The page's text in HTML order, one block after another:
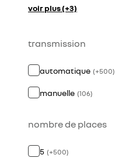
voir plus (+3)
transmission
automatique (+500)
manuelle (106)
nombre de places
5 (+500)